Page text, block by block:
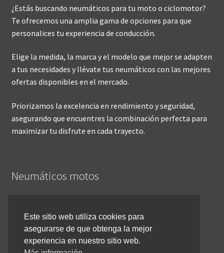
¿Estás buscando neumáticos para tu moto o ciclomotor?
Te ofrecemos una amplia gama de opciones para que
personalices tu experiencia de conducción.
Elige la medida, la marca y el modelo que mejor se adapten
a tus necesidades y llévate tus neumáticos con las mejores
ofertas disponibles en el mercado.
Priorizamos la excelencia en rendimiento y seguridad,
asegurando que encuentres la combinación perfecta para
maximizar tu disfrute en cada trayecto.
Neumáticos motos
Inicio
Cómo comprar online
Este sitio web utiliza cookies para
asegurarse de que obtenga la mejor
experiencia en nuestro sitio web.